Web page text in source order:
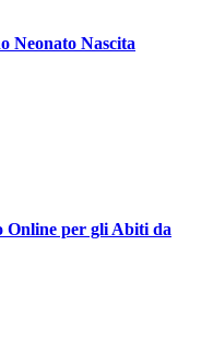
Neonato Nascita
Online per gli Abiti da